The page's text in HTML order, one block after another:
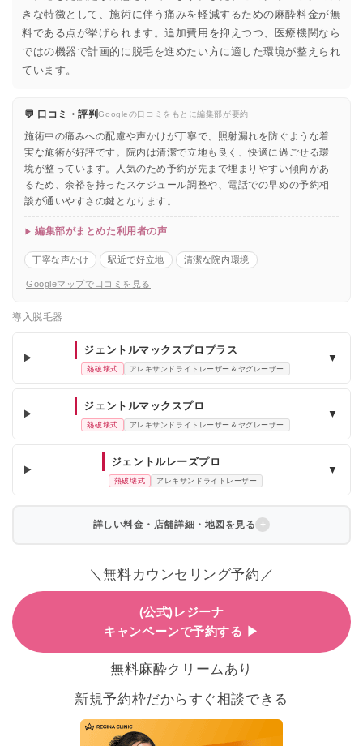
きな特徴として、施術に伴う痛みを軽減するための麻酔料金が無
料である点が挙げられます。追加費用を抑えつつ、医療機関なら
ではの機器で計画的に脱毛を進めたい方に適した環境が整えられ
ています。
💬 口コミ・評判Googleの口コミをもとに編集部が要約
施術中の痛みへの配慮や声かけが丁寧で、照射漏れを防ぐような着
実な施術が好評です。院内は清潔で立地も良く、快適に過ごせる環
境が整っています。人気のため予約が先まで埋まりやすい傾向があ
るため、余裕を持ったスケジュール調整や、電話での早めの予約相
談が通いやすさの鍵となります。
編集部がまとめた利用者の声
丁寧な声かけ 駅近で好立地 清潔な院内環境
Googleマップで口コミを見る
導入脱毛器
ジェントルマックスプロプラス
熱破壊式 アレキサンドライトレーザー＆ヤグレーザー
▼
ジェントルマックスプロ
熱破壊式 アレキサンドライトレーザー＆ヤグレーザー
▼
ジェントルレーズプロ
熱破壊式 アレキサンドライトレーザー
▼
詳しい料金・店舗詳細・地図を見る
＼無料カウンセリング予約／
(公式)レジーナ
キャンペーンで予約する ▶
無料麻酔クリームあり
新規予約枠だからすぐ相談できる